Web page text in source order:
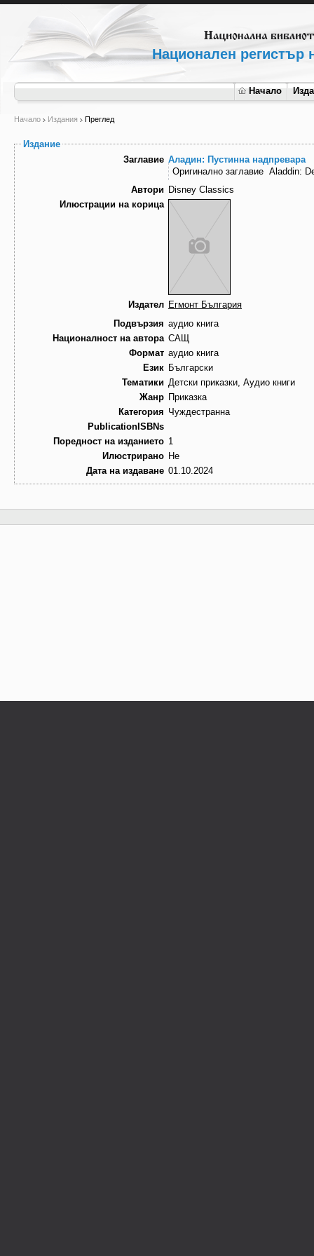
Национален регистър
Начало
Начало Издания Преглед
Издание
Заглавие Аладин: Пустинна надпревара
Оригинално заглавие Aladdin:
Автори Disney Classics
Илюстрации на корица
Издател Егмонт България
Подвързия аудио книга
Националност на автора САЩ
Формат аудио книга
Език Български
Тематики Детски приказки, Аудио книги
Жанр Приказка
Категория Чуждестранна
PublicationISBNs
Поредност на изданието 1
Илюстрирано Не
Дата на издаване 01.10.2024